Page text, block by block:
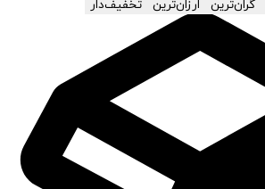
گران‌ترین ارزان‌ترین تخفیف‌دار